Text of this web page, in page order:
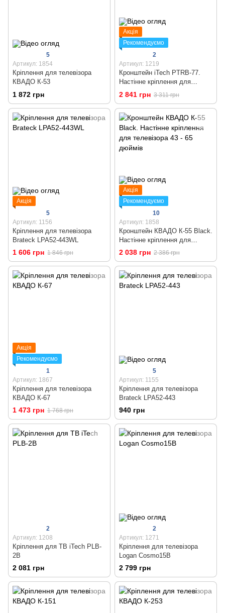
5
Артикул: 1854
Кріплення для телевізора
КВАДО К-53
1 872 грн
Акція
Рекомендуємо
2
Артикул: 1219
Кронштейн iTech PTRB-77.
Настінне кріплення для
телевізора 37 - 70 дюймів
2 841 грн 3 311 грн
Акція
5
Артикул: 1156
Кріплення для телевізора
Brateck LPA52-443WL
1 606 грн 1 846 грн
Акція
Рекомендуємо
10
Артикул: 1858
Кронштейн КВАДО К-55 Black.
Настінне кріплення для
телевізора 43 - 65 дюймів
2 038 грн 2 386 грн
Акція
Рекомендуємо
1
Артикул: 1867
Кріплення для телевізора
КВАДО К-67
1 473 грн 1 768 грн
5
Артикул: 1155
Кріплення для телевізора
Brateck LPA52-443
940 грн
2
Артикул: 1208
Кріплення для ТВ iTech PLB-
2B
2 081 грн
2
Артикул: 1271
Кріплення для телевізора
Logan Cosmo15B
2 799 грн